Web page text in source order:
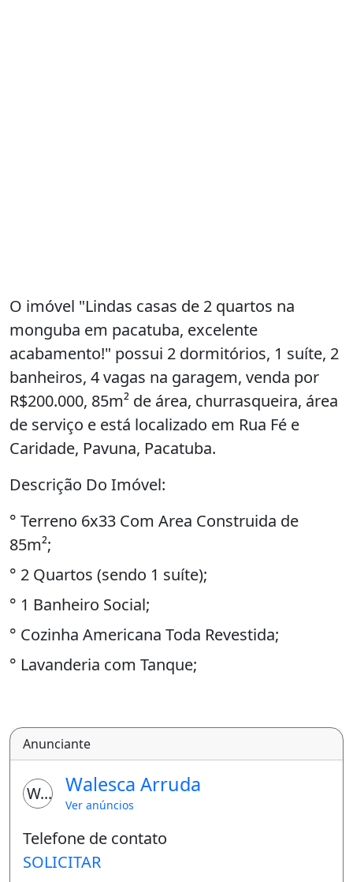
O imóvel "Lindas casas de 2 quartos na
monguba em pacatuba, excelente
acabamento!" possui 2 dormitórios, 1 suíte, 2
banheiros, 4 vagas na garagem, venda por
R$200.000, 85m² de área, churrasqueira, área
de serviço e está localizado em Rua Fé e
Caridade, Pavuna, Pacatuba.
Descrição Do Imóvel:
° Terreno 6x33 Com Area Construida de
85m²;
° 2 Quartos (sendo 1 suíte);
° 1 Banheiro Social;
° Cozinha Americana Toda Revestida;
° Lavanderia com Tanque;
° Jardiagem;
° Churrasqueira
° Chuveirão;
- Material Diferenciado:
* Janelas em vidro M200 (frontal verde ,
Anunciante
WA Walesca Arruda
Ver anúncios
Telefone de contato
SOLICITAR